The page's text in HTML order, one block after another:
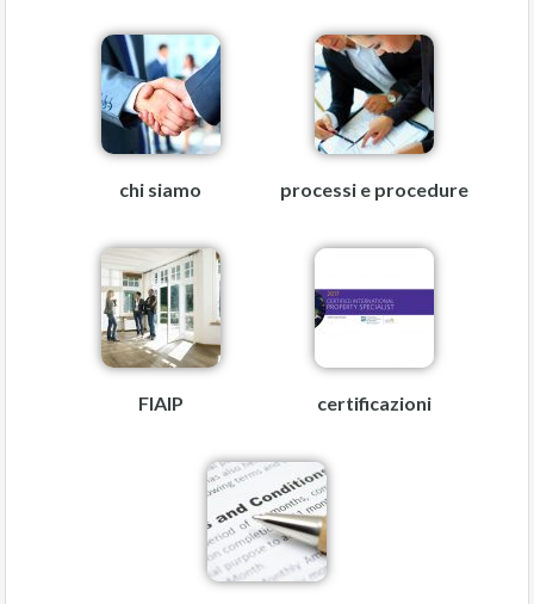
chi siamo processi e procedure
FIAIP certificazioni